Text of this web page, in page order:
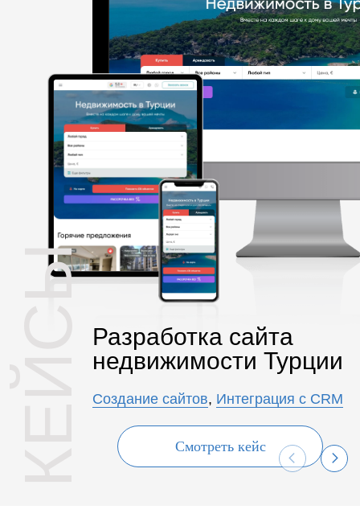
Разработка сайта
недвижимости Турции
Создание сайтов, Интеграция с CRM
Смотреть кейс